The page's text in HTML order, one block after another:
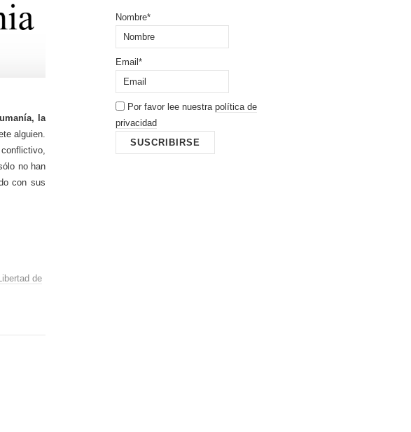
la
alguien.
no han
con sus
de
Nombre*
Email*
Por favor lee nuestra política de
privacidad